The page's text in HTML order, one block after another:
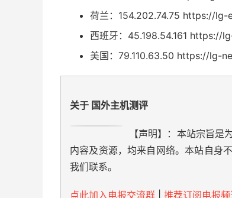
荷兰：154.202.74.75 https://lg-
西班牙：45.198.54.161 https://
美国：79.110.63.50 https://lg-
关于 国外主机测评
【声明】：本站宗旨
内容及资源，均来自网络。本站自身
我们联系。
点此加入电报交流群 推荐订阅电报频